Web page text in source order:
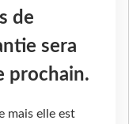
de
sera
prochain.
mais elle est